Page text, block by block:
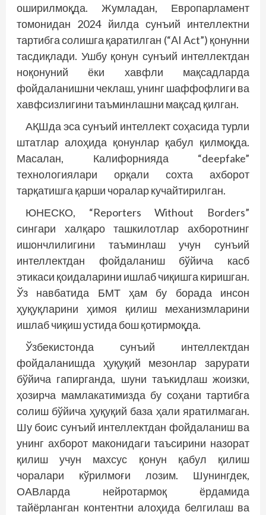
оширилмоқда. Жумладан, Европарламент
томонидан 2024 йилда сунъий интеллектни
тартибга солишга қаратилган (“AI Act”) қонунни
тасдиқлади. Ушбу қонун сунъий интеллектдан
ноқонуний ёки хавфли мақсадларда
фойдаланишни чеклаш, унинг шаффофлиги ва
хавфсизлигини таъминлашни мақсад қилган.
АҚШда эса сунъий интеллект соҳасида турли
штатлар алоҳида қонунлар қабул қилмоқда.
Масалан, Калифорнияда “deepfake”
технологиялари орқали сохта ахборот
тарқатишга қарши чоралар кучайтирилган.
ЮНЕСКО, “Reporters Without Borders”
сингари халқаро ташкилотлар ахборотнинг
ишончлилигини таъминлаш учун сунъий
интеллектдан фойдаланиш бўйича касб
этикаси қоидаларини ишлаб чиқишга киришган.
Ўз навбатида БМТ ҳам бу борада инсон
ҳуқуқларини ҳимоя қилиш механизмларини
ишлаб чиқиш устида бош қотирмоқда.
Ўзбекистонда сунъий интеллектдан
фойдаланишда ҳуқуқий мезонлар зарурати
бўйича гапирганда, шуни таъкидлаш жоизки,
ҳозирча мамлакатимизда бу соҳани тартибга
солиш бўйича ҳуқуқий база ҳали яратилмаган.
Шу боис сунъий интеллектдан фойдаланиш ва
унинг ахборот маконидаги таъсирини назорат
қилиш учун махсус қонун қабул қилиш
чоралари кўрилмоғи лозим. Шунингдек,
ОАВларда нейротармоқ ёрдамида
тайёрланган контентни алоҳида белгилаш ва